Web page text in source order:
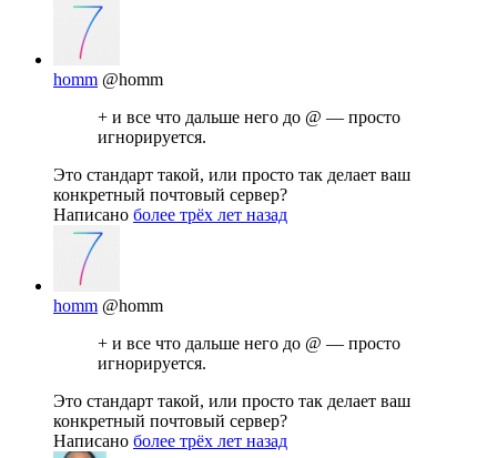
homm @homm
+ и все что дальше него до @ — просто
игнорируется.
Это стандарт такой, или просто так делает ваш
конкретный почтовый сервер?
Написано более трёх лет назад
homm @homm
+ и все что дальше него до @ — просто
игнорируется.
Это стандарт такой, или просто так делает ваш
конкретный почтовый сервер?
Написано более трёх лет назад